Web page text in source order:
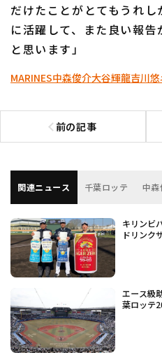
だけたことがとてもうれし
に活躍して、また良い報
と思います」
MARINES中森俊介大谷輝龍吉川
前の記事
前の記事へ
関連ニュース 千葉ロッテ 中森
キリンビ
ドリンク
エース級
葉ロッテ